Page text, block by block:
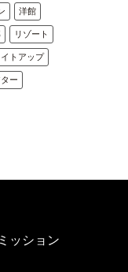
洋館
リゾート
イトアップ
ー
ッション